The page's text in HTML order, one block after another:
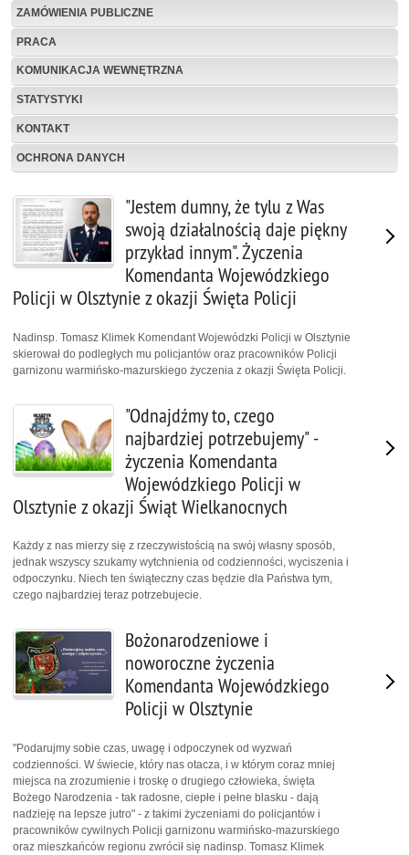
ZAMÓWIENIA PUBLICZNE
PRACA
KOMUNIKACJA WEWNĘTRZNA
STATYSTYKI
KONTAKT
OCHRONA DANYCH
"Jestem dumny, że tylu z Was
swoją działalnością daje piękny
przykład innym". Życzenia
Komendanta Wojewódzkiego
Policji w Olsztynie z okazji Święta Policji
Nadinsp. Tomasz Klimek Komendant Wojewódzki Policji w Olsztynie
skierował do podległych mu policjantów oraz pracowników Policji
garnizonu warmińsko-mazurskiego życzenia z okazji Święta Policji.
"Odnajdźmy to, czego
najbardziej potrzebujemy" -
życzenia Komendanta
Wojewódzkiego Policji w
Olsztynie z okazji Świąt Wielkanocnych
Każdy z nas mierzy się z rzeczywistością na swój własny sposób,
jednak wszyscy szukamy wytchnienia od codzienności, wyciszenia i
odpoczynku. Niech ten świąteczny czas będzie dla Państwa tym,
czego najbardziej teraz potrzebujecie.
Bożonarodzeniowe i
noworoczne życzenia
Komendanta Wojewódzkiego
Policji w Olsztynie
"Podarujmy sobie czas, uwagę i odpoczynek od wyzwań
codzienności. W świecie, który nas otacza, i w którym coraz mniej
miejsca na zrozumienie i troskę o drugiego człowieka, święta
Bożego Narodzenia - tak radosne, ciepłe i pełne blasku - dają
nadzieję na lepsze jutro" - z takimi życzeniami do policjantów i
pracowników cywilnych Policji garnizonu warmińsko-mazurskiego
oraz mieszkańców regionu zwrócił się nadinsp. Tomasz Klimek